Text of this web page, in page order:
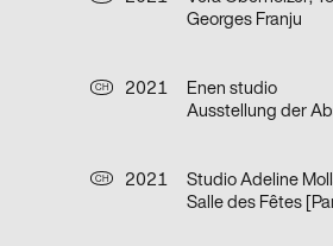
Georges Franju
CH
2021
Enen studio
Ausstellung der
CH
2021
Studio Adeline
Salle des Fêtes